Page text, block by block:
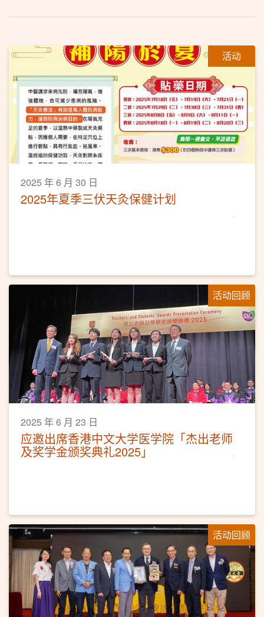
活动
2025 年 6 月 30 日
2025年夏季三伏天灸保健计划
活动回顾
2025 年 6 月 23 日
应邀出席香港中文大学医学院「杰出老师
及奖学金颁奖典礼2025」
活动回顾